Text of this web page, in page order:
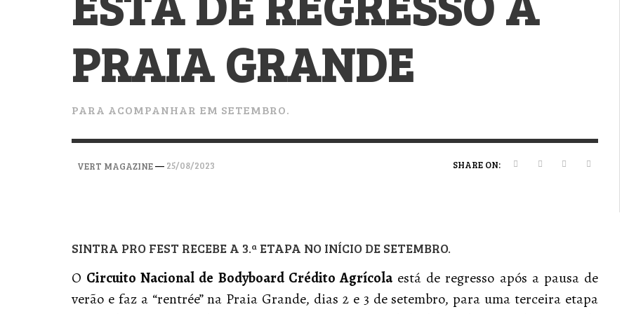
PRAIA GRANDE
PARA ACOMPANHAR EM SETEMBRO.
SHARE ON:
VERT MAGAZINE— 25/08/2023
SINTRA PRO FEST RECEBE A 3.ª ETAPA NO INÍCIO DE SETEMBRO.
O Circuito Nacional de Bodyboard Crédito Agrícolaestá de regresso após a pausa de
verão e faz a “rentrée” na Praia Grande, dias 2 e 3 de setembro, para uma terceira etapa